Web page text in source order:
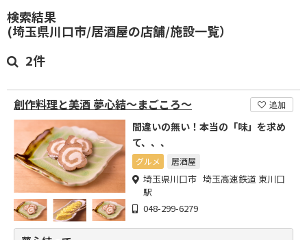
検索結果
(埼玉県川口市/居酒屋の店舗/施設一覧）
2件
創作料理と美酒 夢心結～まごころ～ 追加
間違いの無い！本当の「味」を求め
て、、、
グルメ 居酒屋
埼玉県川口市 埼玉高速鉄道 東川口
駅
048-299-6279